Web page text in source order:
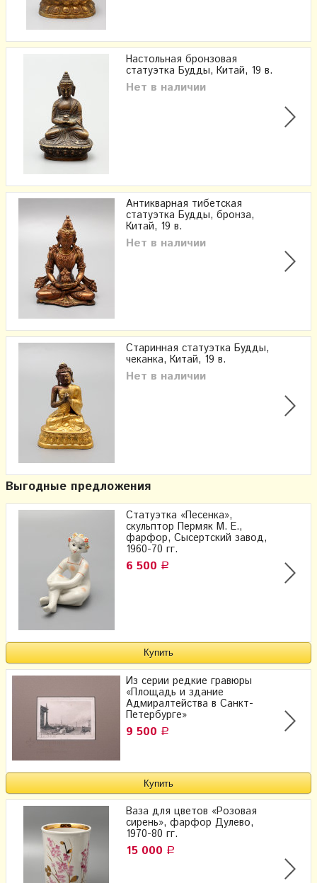
Настольная бронзовая
статуэтка Будды, Китай, 19 в.
Нет в наличии
Антикварная тибетская
статуэтка Будды, бронза,
Китай, 19 в.
Нет в наличии
Старинная статуэтка Будды,
чеканка, Китай, 19 в.
Нет в наличии
Выгодные предложения
Статуэтка «Песенка»,
скульптор Пермяк М. Е.,
фарфор, Сысертский завод,
1960-70 гг.
6 500 Р
Из серии редкие гравюры
«Площадь и здание
Адмиралтейства в Санкт-
Петербурге»
9 500 Р
Ваза для цветов «Розовая
сирень», фарфор Дулево,
1970-80 гг.
15 000 Р